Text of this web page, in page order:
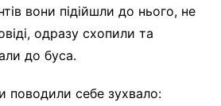
вони підійшли до нього, не
одразу схопили та
до буса.
поводили себе зухвало: